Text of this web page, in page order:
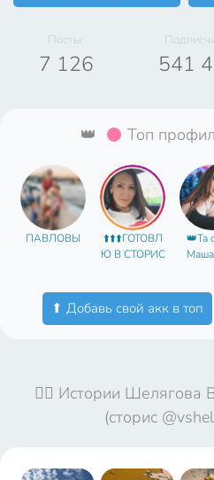
Посты:
7 126 541
👑 Топ
ПАВЛОВЫ
⬆️⬆️⬆️ГОТОВЛ
Ю В СТОРИС
👑Та
⬆ Добавь свой акк в топ
🤦‍♀️ Истории Шелягова
(сторис